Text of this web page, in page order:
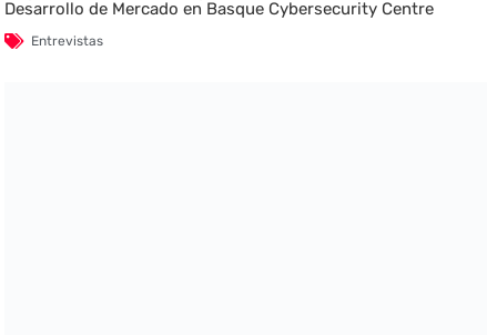
Desarrollo de Mercado en Basque Cybersecurity Centre
Entrevistas